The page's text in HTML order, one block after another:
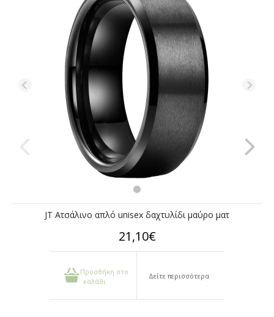
JT Ατσάλινο απλό unisex δαχτυλίδι μαύρο ματ
21,10€
Προσθήκη στο
καλάθι
Δείτε περισσότερα